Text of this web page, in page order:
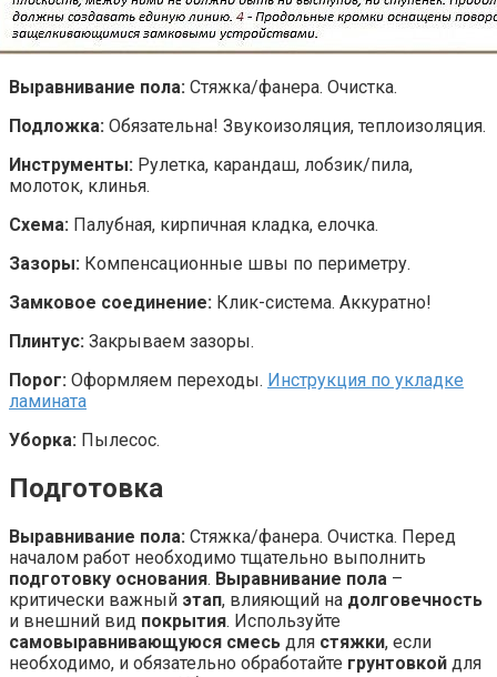
Выравнивание пола: Стяжка/фанера. Очистка.
Подложка: Обязательна! Звукоизоляция, теплоизоляция.
Инструменты: Рулетка, карандаш, лобзик/пила,
молоток, клинья.
Схема: Палубная, кирпичная кладка, елочка.
Зазоры: Компенсационные швы по периметру.
Замковое соединение: Клик-система. Аккуратно!
Плинтус: Закрываем зазоры.
Порог: Оформляем переходы. Инструкция по укладке
ламината
Уборка: Пылесос.
Подготовка
Выравнивание пола: Стяжка/фанера. Очистка. Перед
началом работ необходимо тщательно выполнить
подготовку основания. Выравнивание пола –
критически важный этап, влияющий на долговечность
и внешний вид покрытия. Используйте
самовыравнивающуюся смесь для стяжки, если
необходимо, и обязательно обработайте грунтовкой для